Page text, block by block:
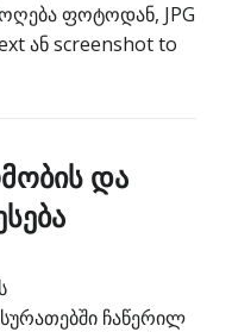
ფოტოდან, JPG
ან screenshot to
და
ჩაწერილ